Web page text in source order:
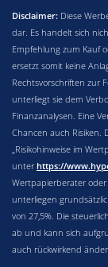
Disclaimer: Diese
dar. Es handelt sich
Empfehlung zum Kauf
ersetzt somit keine
Rechtsvorschriften zur
unterliegt sie dem
Finanzanalysen. Eine
Chancen auch Risiken.
„Risikohinweise im
unter https://
Wertpapierberater
unterliegen
von 27,5%. Die
ab und kann sich
auch rückwirkend